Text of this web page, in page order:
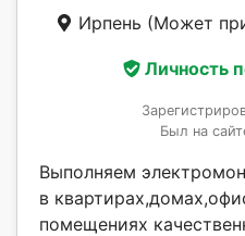
Ирпень (Может
Личность
Был на
Выполняем
в
помещениях